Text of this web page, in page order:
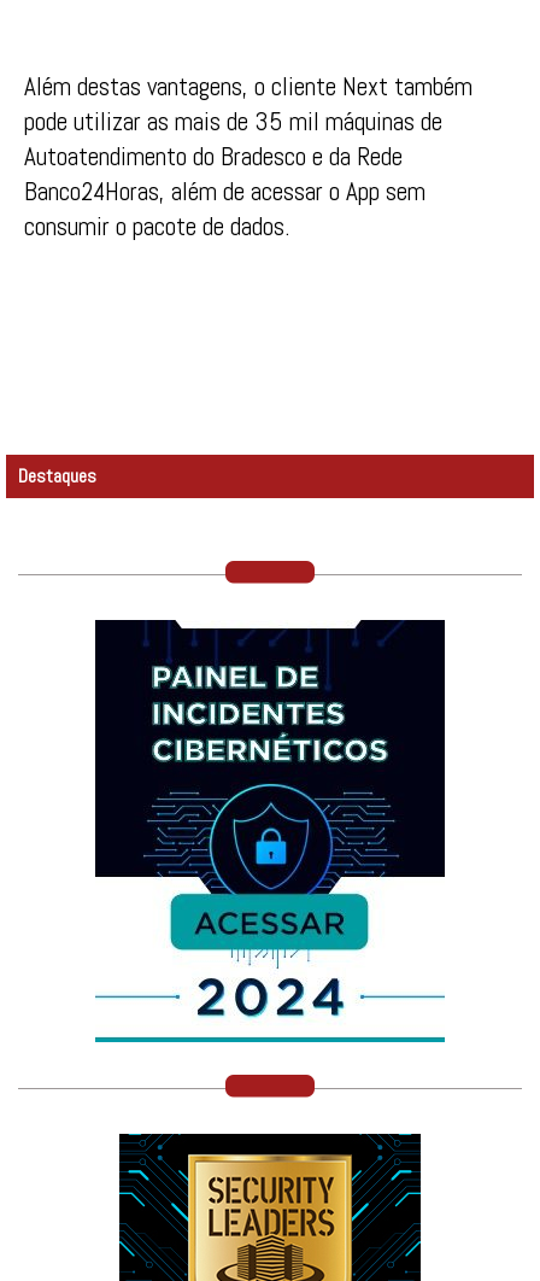
Além destas vantagens, o cliente Next também
pode utilizar as mais de 35 mil máquinas de
Autoatendimento do Bradesco e da Rede
Banco24Horas, além de acessar o App sem
consumir o pacote de dados.
Destaques